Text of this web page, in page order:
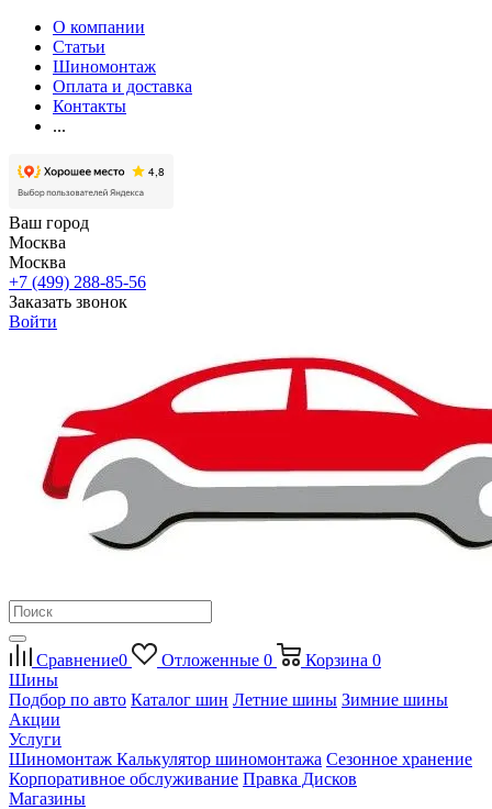
О компании
Статьи
Шиномонтаж
Оплата и доставка
Контакты
...
Ваш город
Москва
Москва
+7 (499) 288-85-56
Заказать звонок
Войти
Сравнение0 Отложенные 0 Корзина 0
Шины
Подбор по авто Каталог шин Летние шины Зимние шины
Акции
Услуги
Шиномонтаж Калькулятор шиномонтажа Сезонное хранение
Корпоративное обслуживание Правка Дисков
Магазины